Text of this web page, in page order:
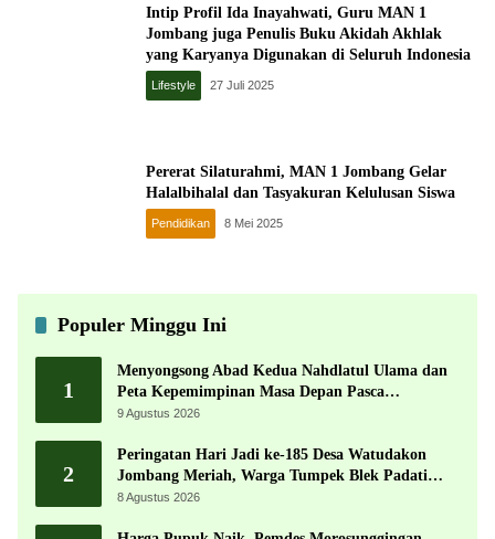
Intip Profil Ida Inayahwati, Guru MAN 1
Jombang juga Penulis Buku Akidah Akhlak
yang Karyanya Digunakan di Seluruh Indonesia
Lifestyle 27 Juli 2025
Pererat Silaturahmi, MAN 1 Jombang Gelar
Halalbihalal dan Tasyakuran Kelulusan Siswa
Pendidikan 8 Mei 2025
Populer Minggu Ini
1
Menyongsong Abad Kedua Nahdlatul Ulama dan
Peta Kepemimpinan Masa Depan Pasca
Muktamar ke-35
9 Agustus 2026
2
Peringatan Hari Jadi ke-185 Desa Watudakon
Jombang Meriah, Warga Tumpek Blek Padati
Karnaval Budaya
8 Agustus 2026